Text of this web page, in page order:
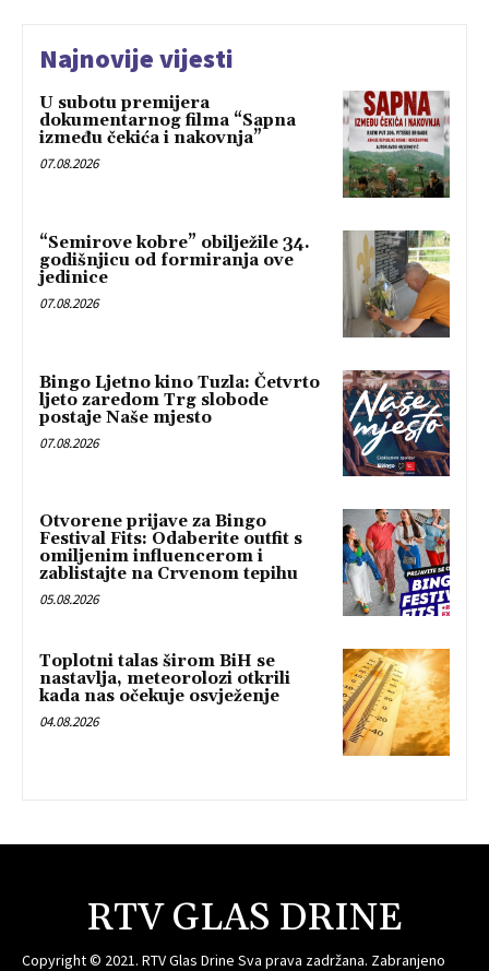
Najnovije vijesti
U subotu premijera
dokumentarnog filma “Sapna
između čekića i nakovnja”
07.08.2026
“Semirove kobre” obilježile 34.
godišnjicu od formiranja ove
jedinice
07.08.2026
Bingo Ljetno kino Tuzla: Četvrto
ljeto zaredom Trg slobode
postaje Naše mjesto
07.08.2026
Otvorene prijave za Bingo
Festival Fits: Odaberite outfit s
omiljenim influencerom i
zablistajte na Crvenom tepihu
05.08.2026
Toplotni talas širom BiH se
nastavlja, meteorolozi otkrili
kada nas očekuje osvježenje
04.08.2026
RTV GLAS DRINE
Copyright © 2021. RTV Glas Drine Sva prava zadržana. Zabranjeno